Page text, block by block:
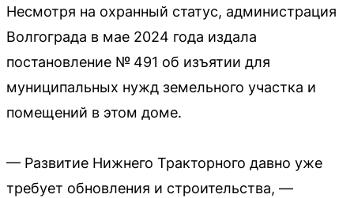
Несмотря на охранный статус, администрация
Волгограда в мае 2024 года издала
постановление № 491 об изъятии для
муниципальных нужд земельного участка и
помещений в этом доме.
— Развитие Нижнего Тракторного давно уже
требует обновления и строительства, —